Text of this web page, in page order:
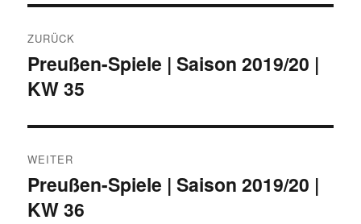
ZURÜCK
Vorheriger
Beitrag:
Preußen-Spiele | Saison 2019/20 |
KW 35
WEITER
Nächster
Beitrag:
Preußen-Spiele | Saison 2019/20 |
KW 36